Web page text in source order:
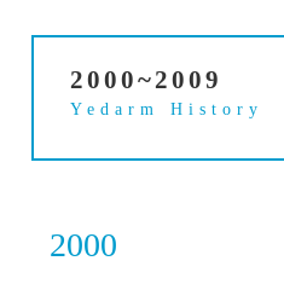
2000~2009
Yedarm History
2000